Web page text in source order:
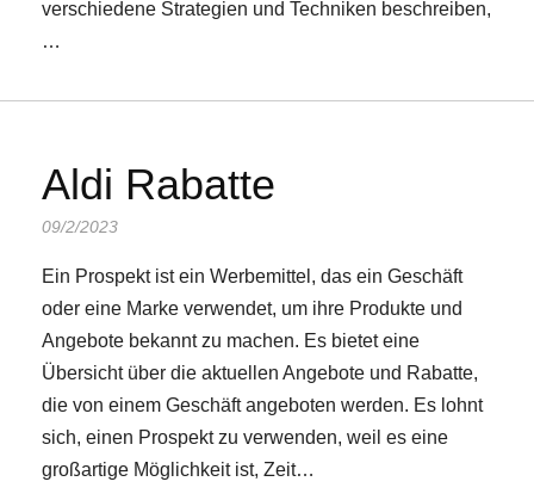
verschiedene Strategien und Techniken beschreiben,
…
Aldi Rabatte
09/2/2023
Ein Prospekt ist ein Werbemittel, das ein Geschäft
oder eine Marke verwendet, um ihre Produkte und
Angebote bekannt zu machen. Es bietet eine
Übersicht über die aktuellen Angebote und Rabatte,
die von einem Geschäft angeboten werden. Es lohnt
sich, einen Prospekt zu verwenden, weil es eine
großartige Möglichkeit ist, Zeit…